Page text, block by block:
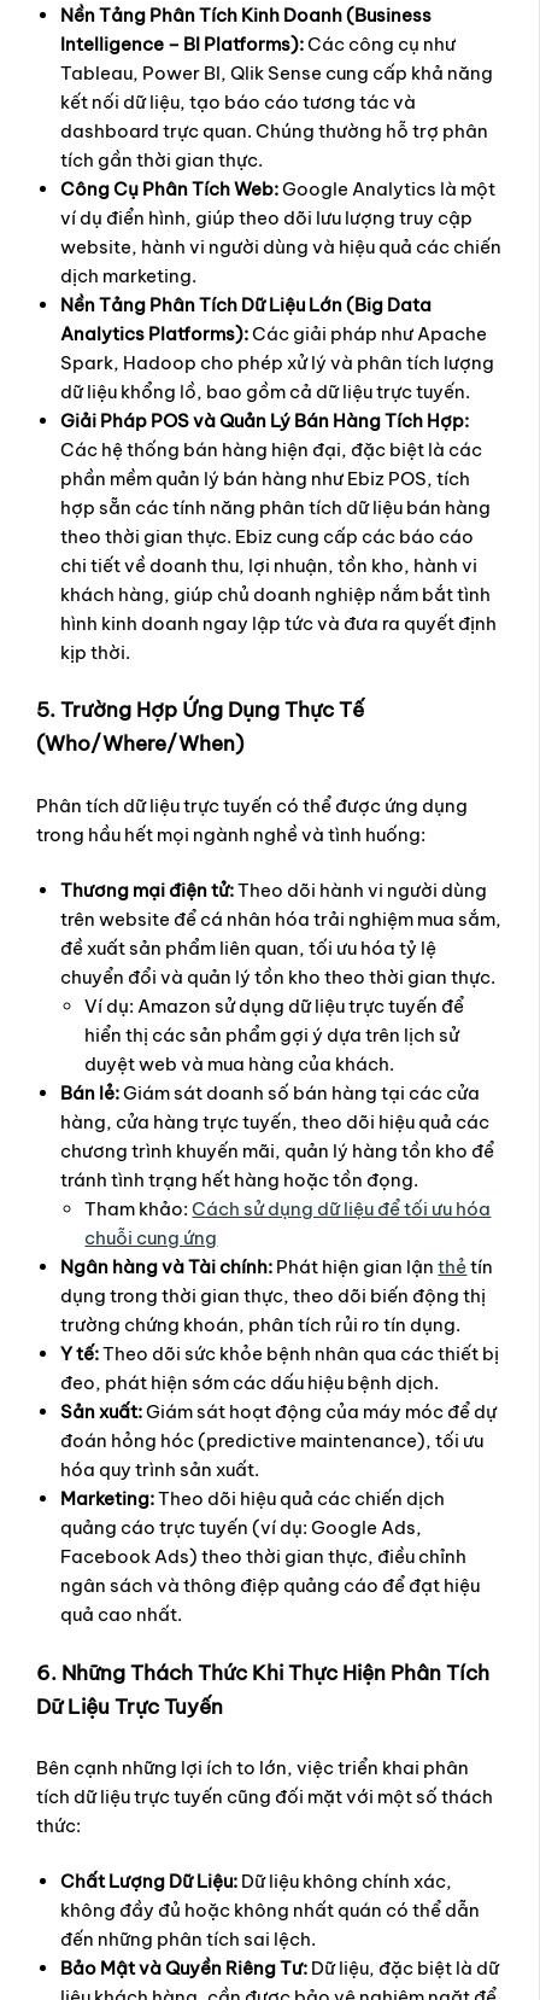
Nền Tảng Phân Tích Kinh Doanh (Business
Intelligence – BI Platforms):Các công cụ như
Tableau, Power BI, Qlik Sense cung cấp khả năng
kết nối dữ liệu, tạo báo cáo tương tác và
dashboard trực quan. Chúng thường hỗ trợ phân
tích gần thời gian thực.
Công Cụ Phân Tích Web:Google Analytics là một
ví dụ điển hình, giúp theo dõi lưu lượng truy cập
website, hành vi người dùng và hiệu quả các chiến
dịch marketing.
Nền Tảng Phân Tích Dữ Liệu Lớn (Big Data
Analytics Platforms):Các giải pháp như Apache
Spark, Hadoop cho phép xử lý và phân tích lượng
dữ liệu khổng lồ, bao gồm cả dữ liệu trực tuyến.
Giải Pháp POS và Quản Lý Bán Hàng Tích Hợp:
Các hệ thống bán hàng hiện đại, đặc biệt là các
phần mềm quản lý bán hàng như Ebiz POS, tích
hợp sẵn các tính năng phân tích dữ liệu bán hàng
theo thời gian thực. Ebiz cung cấp các báo cáo
chi tiết về doanh thu, lợi nhuận, tồn kho, hành vi
khách hàng, giúp chủ doanh nghiệp nắm bắt tình
hình kinh doanh ngay lập tức và đưa ra quyết định
kịp thời.
5. Trường Hợp Ứng Dụng Thực Tế
(Who/Where/When)
Phân tích dữ liệu trực tuyến có thể được ứng dụng
trong hầu hết mọi ngành nghề và tình huống:
Thương mại điện tử:Theo dõi hành vi người dùng
trên website để cá nhân hóa trải nghiệm mua sắm,
đề xuất sản phẩm liên quan, tối ưu hóa tỷ lệ
chuyển đổi và quản lý tồn kho theo thời gian thực.
Ví dụ: Amazon sử dụng dữ liệu trực tuyến để
hiển thị các sản phẩm gợi ý dựa trên lịch sử
duyệt web và mua hàng của khách.
Bán lẻ:Giám sát doanh số bán hàng tại các cửa
hàng, cửa hàng trực tuyến, theo dõi hiệu quả các
chương trình khuyến mãi, quản lý hàng tồn kho để
tránh tình trạng hết hàng hoặc tồn đọng.
Tham khảo:Cách sử dụng dữ liệu để tối ưu hóa
chuỗi cung ứng
Ngân hàng và Tài chính: Phát hiện gian lậnthẻtín
dụng trong thời gian thực, theo dõi biến động thị
trường chứng khoán, phân tích rủi ro tín dụng.
Y tế:Theo dõi sức khỏe bệnh nhân qua các thiết bị
đeo, phát hiện sớm các dấu hiệu bệnh dịch.
Sản xuất:Giám sát hoạt động của máy móc để dự
đoán hỏng hóc (predictive maintenance), tối ưu
hóa quy trình sản xuất.
Marketing:Theo dõi hiệu quả các chiến dịch
quảng cáo trực tuyến (ví dụ: Google Ads,
Facebook Ads) theo thời gian thực, điều chỉnh
ngân sách và thông điệp quảng cáo để đạt hiệu
quả cao nhất.
6. Những Thách Thức Khi Thực Hiện Phân Tích
Dữ Liệu Trực Tuyến
Bên cạnh những lợi ích to lớn, việc triển khai phân
tích dữ liệu trực tuyến cũng đối mặt với một số thách
thức:
Chất Lượng Dữ Liệu: Dữ liệu không chính xác,
không đầy đủ hoặc không nhất quán có thể dẫn
đến những phân tích sai lệch.
Bảo Mật và Quyền Riêng Tư: Dữ liệu, đặc biệt là dữ